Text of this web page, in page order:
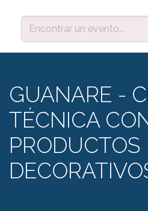
GUANARE -
TÉCNICA
PRODUCTOS